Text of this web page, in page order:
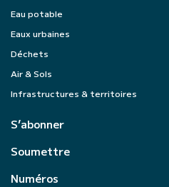
Eau potable
Eaux urbaines
Déchets
Air & Sols
Infrastructures & territoires
S’abonner
Soumettre
Numéros